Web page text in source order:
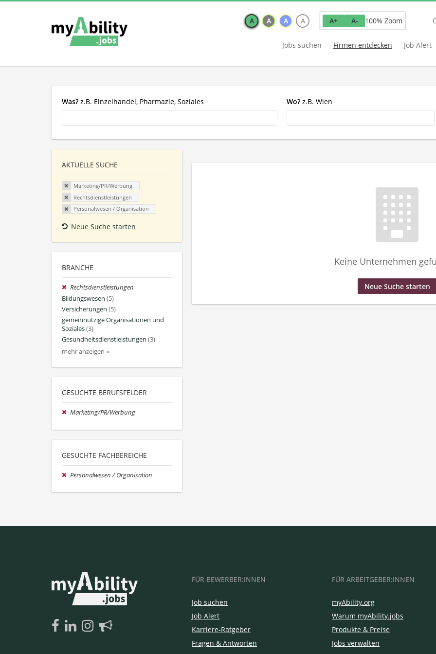
A A A A A+ A- 100% Zoom
Jobs suchen Firmen entdecken Job Alert
Was? z.B. Einzelhandel, Pharmazie, Soziales Wo? z.B. Wien
AKTUELLE SUCHE
Marketing/PR/Werbung
Rechtsdienstleistungen
Personalwesen / Organisation
Neue Suche starten
BRANCHE
Rechtsdienstleistungen
Bildungswesen (5)
Versicherungen (5)
gemeinnützige Organisationen und
Soziales(3)
Gesundheitsdienstleistungen (3)
mehr anzeigen »
GESUCHTE BERUFSFELDER
Marketing/PR/Werbung
GESUCHTE FACHBEREICHE
Personalwesen / Organisation
Keine Unternehmen
Neue Suche starten
FÜR BEWERBER:INNEN
Job suchen
Job Alert
Karriere-Ratgeber
Fragen & Antworten
FÜR ARBEITGEBER:INNEN
myAbility.org
Warum myAbility.jobs
Produkte & Preise
Jobs verwalten